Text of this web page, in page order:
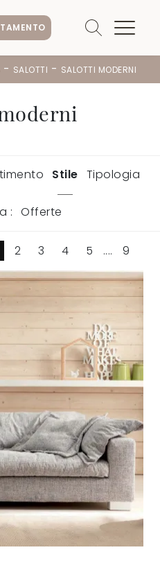
- SALOTTI - SALOTTI MODERNI
Stile Tipologia
: Offerte
2 3 4 5 .... 9